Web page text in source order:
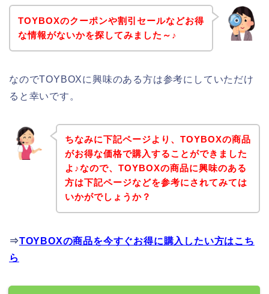
TOYBOXのクーポンや割引セールなどお得
な情報がないかを探してみました～♪
なのでTOYBOXに興味のある方は参考にしていただけ
ると幸いです。
ちなみに下記ページより、TOYBOXの商品
がお得な価格で購入することができました
よ♪なので、TOYBOXの商品に興味のある
方は下記ページなどを参考にされてみては
いかがでしょうか？
⇒TOYBOXの商品を今すぐお得に購入したい方はこち
ら